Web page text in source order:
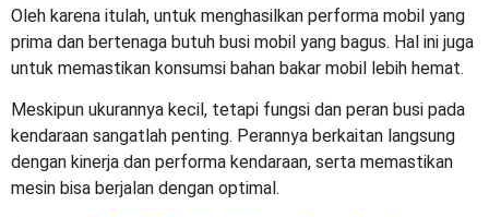
Oleh karena itulah, untuk menghasilkan performa mobil yang
prima dan bertenaga butuh busi mobil yang bagus. Hal ini juga
untuk memastikan konsumsi bahan bakar mobil lebih hemat.
Meskipun ukurannya kecil, tetapi fungsi dan peran busi pada
kendaraan sangatlah penting. Perannya berkaitan langsung
dengan kinerja dan performa kendaraan, serta memastikan
mesin bisa berjalan dengan optimal.